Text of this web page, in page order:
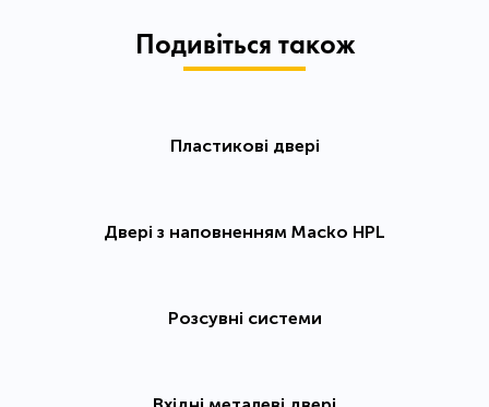
Подивіться також
Пластикові двері
Двері з наповненням Macko HPL
Розсувні системи